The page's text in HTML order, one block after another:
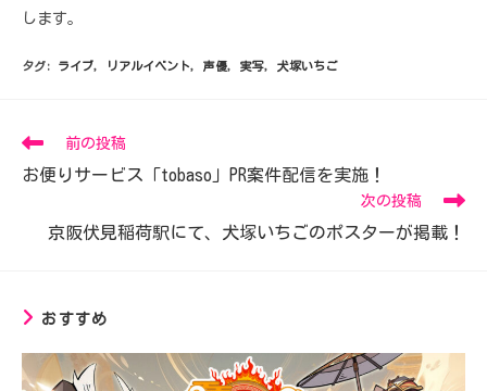
します。
タグ: ライブ, リアルイベント, 声優, 実写, 犬塚いちご
前の投稿
お便りサービス「tobaso」PR案件配信を実施！
次の投稿
京阪伏見稲荷駅にて、犬塚いちごのポスターが掲載！
おすすめ